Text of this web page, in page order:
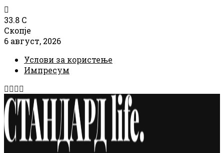
33.8 C
Скопје
6 август, 2026
Услови за користење
Импресум
Facebook
Instagram
Email